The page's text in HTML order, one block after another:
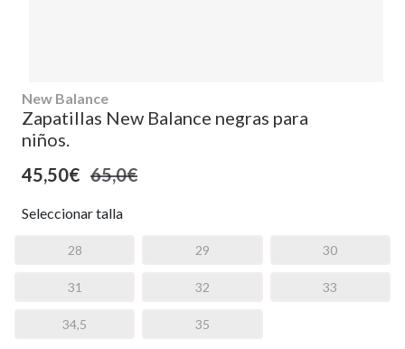
New Balance
Zapatillas New Balance negras para
niños.
45,50€ 65,0€
Seleccionar talla
28 29 30
31 32 33
34,5 35